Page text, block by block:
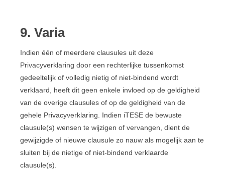
9. Varia
Indien één of meerdere clausules uit deze
Privacyverklaring door een rechterlijke tussenkomst
gedeeltelijk of volledig nietig of niet-bindend wordt
verklaard, heeft dit geen enkele invloed op de geldigheid
van de overige clausules of op de geldigheid van de
gehele Privacyverklaring. Indien iTESE de bewuste
clausule(s) wensen te wijzigen of vervangen, dient de
gewijzigde of nieuwe clausule zo nauw als mogelijk aan te
sluiten bij de nietige of niet-bindend verklaarde
clausule(s).